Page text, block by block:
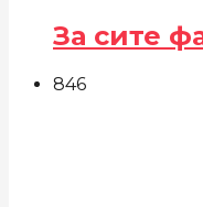
За сите
846